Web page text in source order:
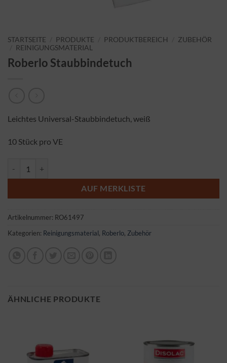
STARTSEITE PRODUKTE PRODUKTBEREICH
ZUBEHÖR
REINIGUNGSMATERIAL
Roberlo Staubbindetuch
Leichtes Universal-Staubbindetuch, weiß
10 Stück pro VE
AUF MERKLISTE
Artikelnummer: RO61497
Kategorien: Reinigungsmaterial, Roberlo, Zubehör
ÄHNLICHE PRODUKTE